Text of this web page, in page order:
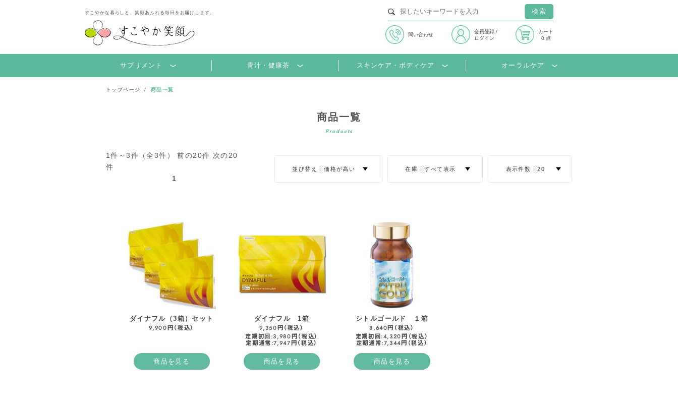
すこやかな暮らしと、笑顔あふれる毎日をお届けします。 検索
問い合わせ
会員登録/
ログイン
カート
0 点
サプリメント 青汁・健康茶 スキンケア・ボディケア オーラルケア
トップページ 商品一覧
商品一覧
Products
1件～3件（全3件） 前の20件 次の20
件
1
在庫
表示件数
並び替え :価格が高い 在庫 :すべて表示 表示件数 :20
ダイナフル（3箱）セット
9,900円（税込）
商品を見る
ダイナフル 1箱
9,350円（税込）
定期初回:3,980円（税込）
定期通常:7,947円（税込）
商品を見る
シトルゴールド １箱
8,640円（税込）
定期初回:4,320円（税込）
定期通常:7,344円（税込）
商品を見る